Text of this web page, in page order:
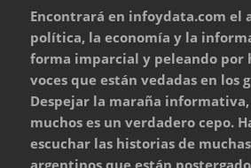
Encontrará en infoydata.com el
política, la economía y la
forma imparcial y peleando por
voces que están vedadas en los
Despejar la maraña
muchos es un verdadero cepo.
escuchar las historias de
argentinos que están